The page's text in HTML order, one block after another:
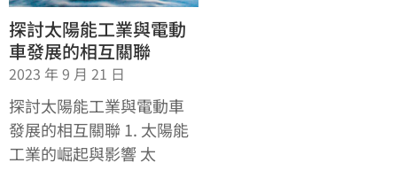
探討太陽能工業與電動
車發展的相互關聯
2023 年 9 月 21 日
探討太陽能工業與電動車
發展的相互關聯 1. 太陽能
工業的崛起與影響 太